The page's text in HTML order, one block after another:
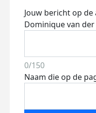
Jouw bericht op
Dominique van
0/150
Naam die op de